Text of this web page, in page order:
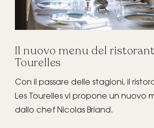
Il nuovo menu del
Tourelles
Con il passare delle stagioni, il
Les Tourelles vi propone un nuovo
dallo chef Nicolas Briand.